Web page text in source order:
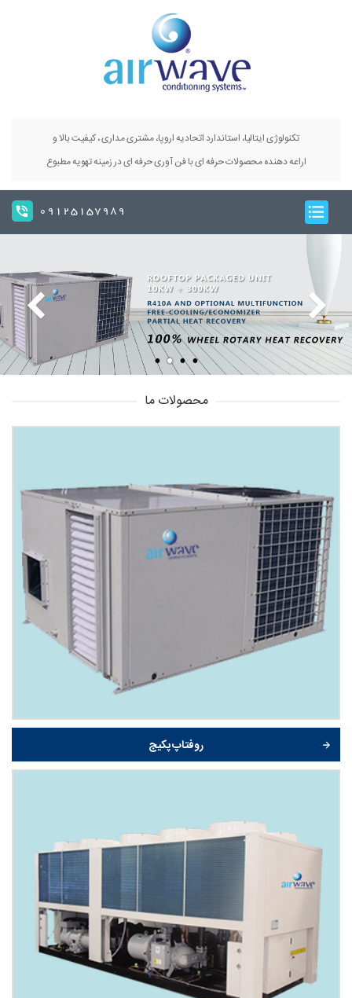
تکنولوژی ایتالیا، استاندارد اتحادیه اروپا، مشتری مداری ، کیفیت بالا و
اراعه دهنده محصولات حرفه ای با فن آوری حرفه ای در زمینه تهویه مطبوع
09125157989
محصولات ما
روفتاپ پکیج